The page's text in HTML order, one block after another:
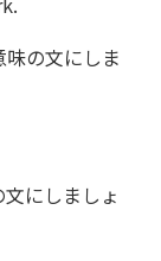
の文にしま
にしましょ